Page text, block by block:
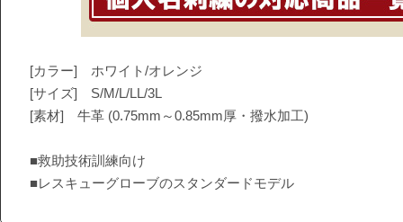
[カラー] ホワイト/オレンジ
[サイズ] S/M/L/LL/3L
[素材] 牛革 (0.75mm～0.85mm厚・撥水加工)
■救助技術訓練向け
■レスキューグローブのスタンダードモデル